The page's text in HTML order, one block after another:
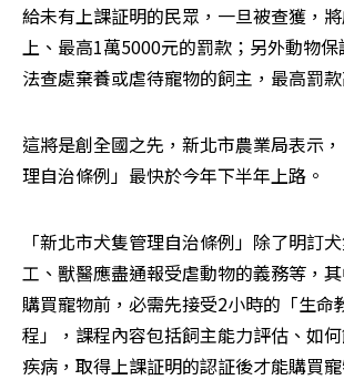
給未有上課証明的民眾，一旦被查獲，
上、最高1萬5000元的罰款；另外動物
法查處棄養或虐待寵物的飼主，最高罰
這將是創全國之先，新北市農業局表示
理自治條例」最快於今年下半年上路。
「新北市犬隻管理自治條例」除了明訂
工、獸醫應盡通報受虐動物的義務等，
購買寵物前，必需先接受2小時的「生命
程」，課程內容包括飼主能力評估、如
疾病，取得上課証明的認証後才能購買